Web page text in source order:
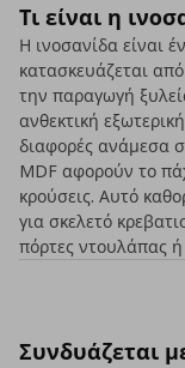
Τι είναι η
Η ινοσανίδα είναι
κατασκευάζεται
την παραγωγή
ανθεκτική
διαφορές ανάμεσα
MDF αφορούν το
κρούσεις. Αυτό
για σκελετό
πόρτες ντουλάπας ή
Συνδυάζεται